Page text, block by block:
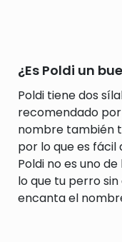
¿Es Poldi un
Poldi tiene dos
recomendado
nombre también
por lo que es
Poldi no es uno
lo que tu perro
encanta el